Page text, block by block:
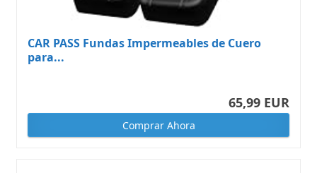
CAR PASS Fundas Impermeables de Cuero
para...
65,99 EUR
Comprar Ahora